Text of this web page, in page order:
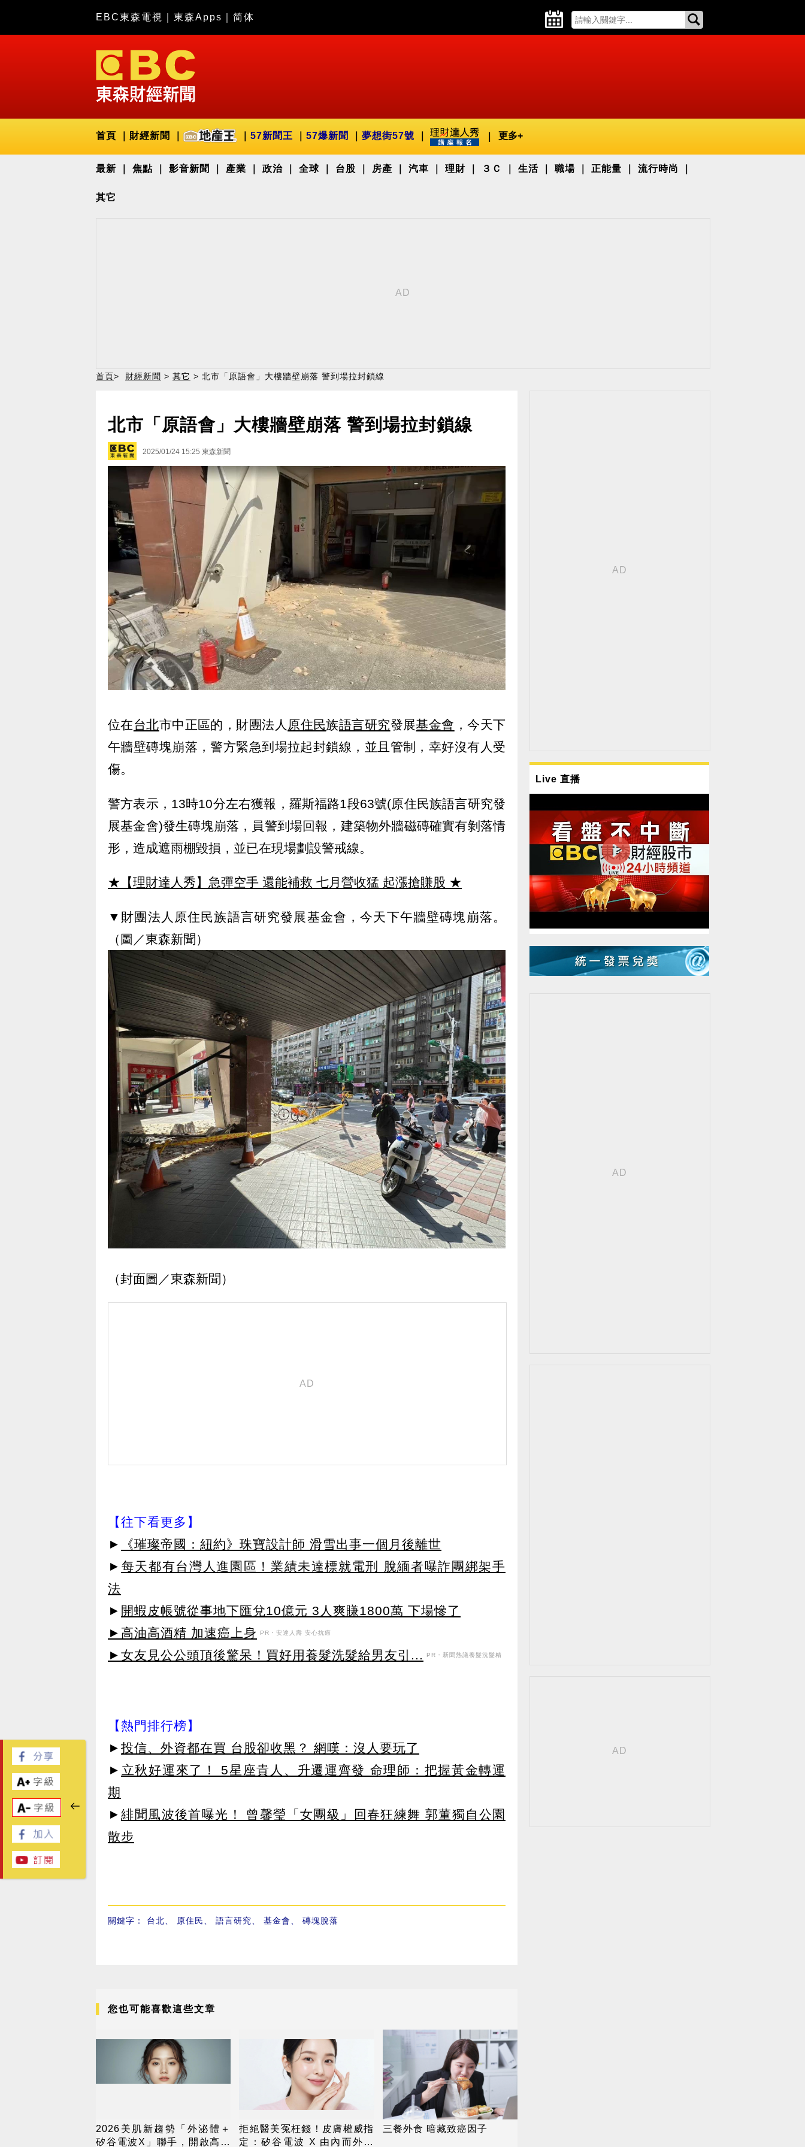
EBC東森電視 東森Apps 简体
首頁 財經新聞 57新聞王 57爆新聞 夢想街57號 更多+
最新 焦點 影音新聞 產業 政治 全球 台股 房產 汽車 理財 ３Ｃ 生活 職場 正能量 流行時尚
其它
首頁> 財經新聞 > 其它 > 北市「原語會」大樓牆壁崩落 警到場拉封鎖線
北市「原語會」大樓牆壁崩落 警到場拉封鎖線
2025/01/24 15:25 東森新聞
位在台北市中正區的，財團法人 原住民族語言研究發展基金會 ，今天下
午牆壁磚塊崩落，警方緊急到場拉起封鎖線，並且管制，幸好沒有人受
傷。
警方表示，13時10分左右獲報，羅斯福路1段63號(原住民族語言研究發
展基金會)發生磚塊崩落，員警到場回報，建築物外牆磁磚確實有剝落情
形，造成遮雨棚毀損，並已在現場劃設警戒線。
★【理財達人秀】急彈空手 還能補救 七月營收猛 起漲搶賺股 ★
▼財團法人原住民族語言研究發展基金會，今天下午牆壁磚塊崩落。
（圖／東森新聞）
（封面圖／東森新聞）
【往下看更多】
►
《璀璨帝國：紐約》珠寶設計師 滑雪出事一個月後離世
► 每天都有台灣人進園區！業績未達標就電刑 脫緬者曝詐團綁架手
法
► 開蝦皮帳號從事地下匯兌10億元 3人爽賺1800萬 下場慘了
►高油高酒精 加速癌上身
PR・安達人壽 安心抗癌
►女友見公公頭頂後驚呆！買好用養髮洗髮給男友引... PR・新聞熱議養髮洗髮精
【熱門排行榜】
► 投信、外資都在買 台股卻收黑？ 網嘆：沒人要玩了
► 立秋好運來了！ 5星座貴人、升遷運齊發 命理師：把握黃金轉運
期
► 緋聞風波後首曝光！ 曾馨瑩「女團級」回春狂練舞 郭董獨自公園
散步
關鍵字： 台北 原住民 語言研究 基金會 磚塊脫落
您也可能喜歡這些文章
2026美肌新趨勢「外泌體＋
矽谷電波X」聯手，開啟高階
拒絕醫美冤枉錢！皮膚權威指
定：矽谷電波 X 由內而外養
三餐外食 暗藏致癌因子
Live 直播